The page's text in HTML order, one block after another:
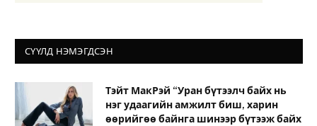
СҮҮЛД НЭМЭГДСЭН
Тэйт МакРэй “Уран бүтээлч байх нь
нэг удаагийн амжилт биш, харин
өөрийгөө байнга шинээр бүтээж байх